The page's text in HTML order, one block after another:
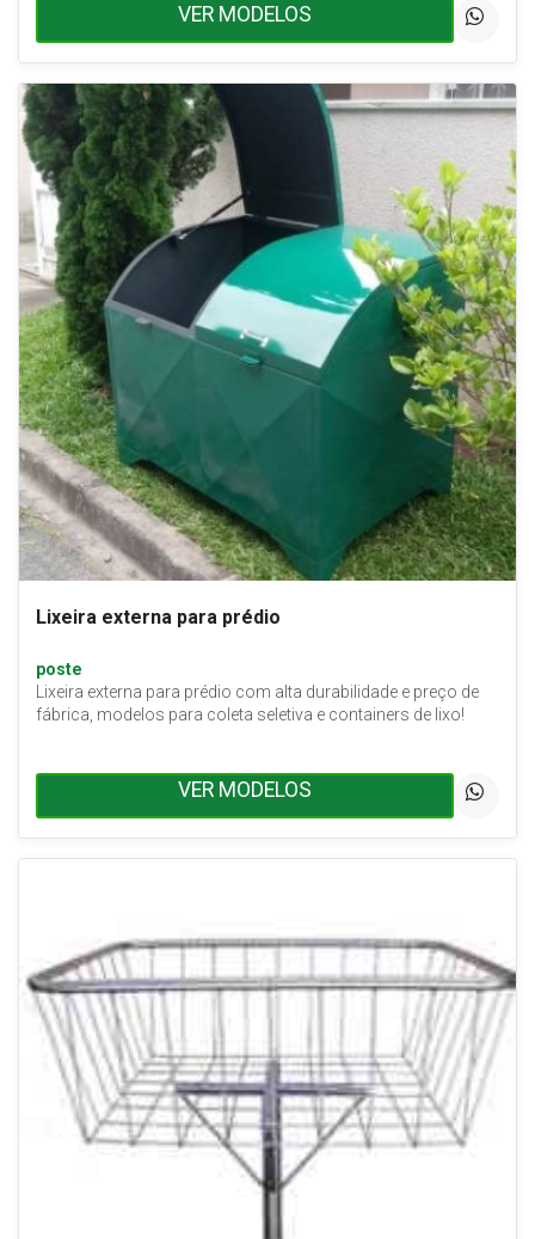
VER MODELOS
Lixeira externa para prédio
poste
Lixeira externa para prédio com alta durabilidade e preço de
fábrica, modelos para coleta seletiva e containers de lixo!
VER MODELOS